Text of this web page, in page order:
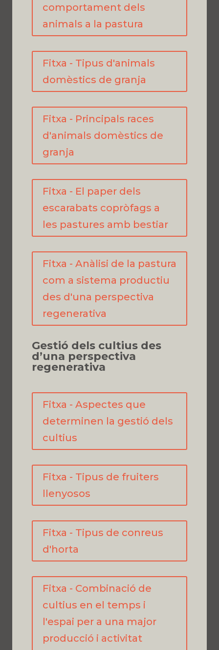
comportament dels
animals a la pastura
Fitxa - Tipus d'animals
domèstics de granja
Fitxa - Principals races
d'animals domèstics de
granja
Fitxa - El paper dels
escarabats copròfags a
les pastures amb bestiar
Fitxa - Anàlisi de la pastura
com a sistema productiu
des d'una perspectiva
regenerativa
Gestió dels cultius des
d’una perspectiva
regenerativa
Fitxa - Aspectes que
determinen la gestió dels
cultius
Fitxa - Tipus de fruiters
llenyosos
Fitxa - Tipus de conreus
d'horta
Fitxa - Combinació de
cultius en el temps i
l'espai per a una major
producció i activitat